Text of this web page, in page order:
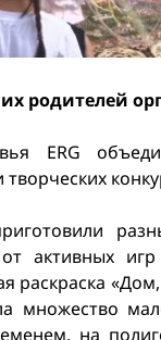
родителей
ERG
активных
раскраска
множество
на